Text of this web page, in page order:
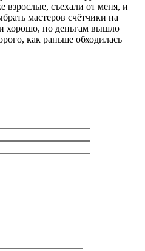
взрослые, съехали от меня, и
мастеров счётчики на
хорошо, по деньгам вышло
как раньше обходилась